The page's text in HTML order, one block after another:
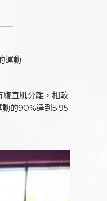
運動
直肌分離，相較
動的90%達到5.95